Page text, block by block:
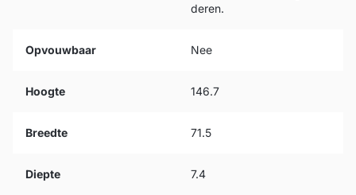
deren.
Opvouwbaar Nee
Hoogte 146.7
Breedte 71.5
Diepte 7.4